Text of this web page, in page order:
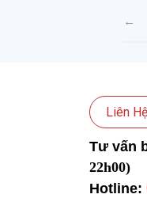
←
Liên Hệ
Tư vấn
22h00)
Hotline: